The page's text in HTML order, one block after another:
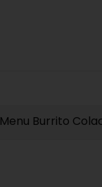
Menu Burrito